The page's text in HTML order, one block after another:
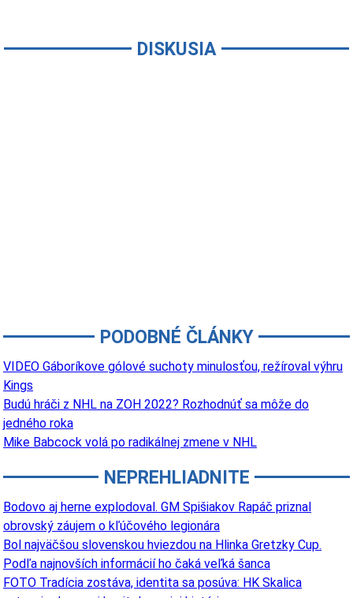
DISKUSIA
PODOBNÉ ČLÁNKY
VIDEO Gáboríkove gólové suchoty minulosťou, režíroval výhru
Kings
Budú hráči z NHL na ZOH 2022? Rozhodnúť sa môže do
jedného roka
Mike Babcock volá po radikálnej zmene v NHL
NEPREHLIADNITE
Bodovo aj herne explodoval. GM Spišiakov Rapáč priznal
obrovský záujem o kľúčového legionára
Bol najväčšou slovenskou hviezdou na Hlinka Gretzky Cup.
Podľa najnovších informácií ho čaká veľká šanca
FOTO Tradícia zostáva, identita sa posúva: HK Skalica